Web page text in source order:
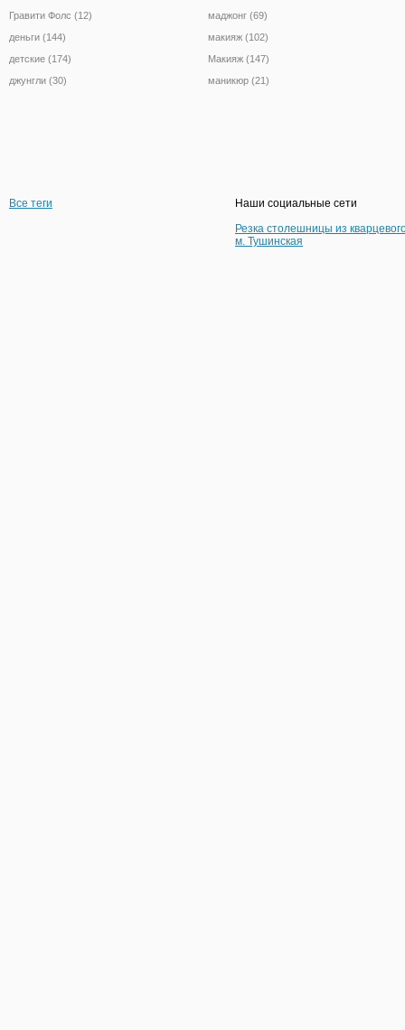
Гравити Фолс (12)
деньги (144)
детские (174)
джунгли (30)
маджонг (69)
макияж (102)
Макияж (147)
маникюр (21)
Все теги
Наши социальные сети
Резка столешницы из
м. Тушинская